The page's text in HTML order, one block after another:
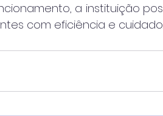
a instituição
com eficiência e cuidado.